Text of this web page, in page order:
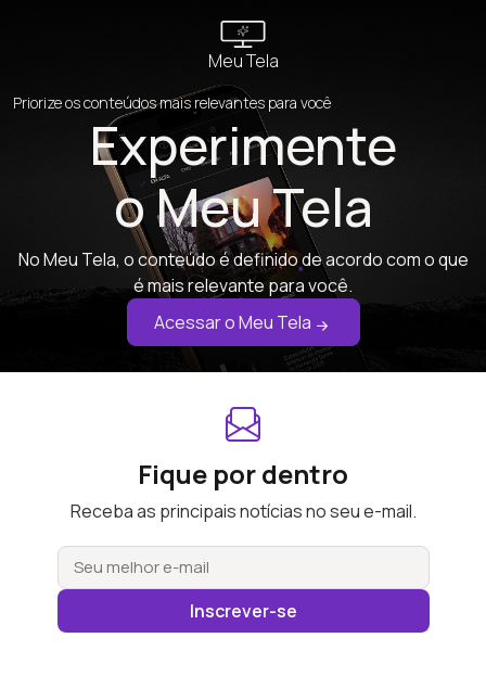
Meu Tela
Priorize os conteúdos mais relevantes para você
Experimente
o Meu Tela
No Meu Tela, o conteúdo é definido de acordo com o que
é mais relevante para você.
Acessar o Meu Tela
Fique por dentro
Receba as principais notícias no seu e-mail.
Inscrever-se